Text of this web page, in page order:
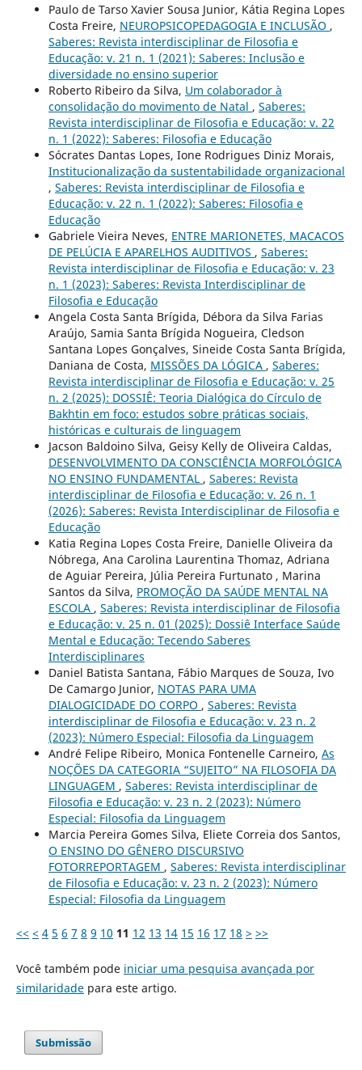
Paulo de Tarso Xavier Sousa Junior, Kátia Regina Lopes
Costa Freire, NEUROPSICOPEDAGOGIA E INCLUSÃO ,
Saberes: Revista interdisciplinar de Filosofia e
Educação: v. 21 n. 1 (2021): Saberes: Inclusão e
diversidade no ensino superior
Roberto Ribeiro da Silva, Um colaborador à
consolidação do movimento de Natal , Saberes:
Revista interdisciplinar de Filosofia e Educação: v. 22
n. 1 (2022): Saberes: Filosofia e Educação
Sócrates Dantas Lopes, Ione Rodrigues Diniz Morais,
Institucionalização da sustentabilidade organizacional
, Saberes: Revista interdisciplinar de Filosofia e
Educação: v. 22 n. 1 (2022): Saberes: Filosofia e
Educação
Gabriele Vieira Neves, ENTRE MARIONETES, MACACOS
DE PELÚCIA E APARELHOS AUDITIVOS , Saberes:
Revista interdisciplinar de Filosofia e Educação: v. 23
n. 1 (2023): Saberes: Revista Interdisciplinar de
Filosofia e Educação
Angela Costa Santa Brígida, Débora da Silva Farias
Araújo, Samia Santa Brígida Nogueira, Cledson
Santana Lopes Gonçalves, Sineide Costa Santa Brígida,
Daniana de Costa, MISSÕES DA LÓGICA , Saberes:
Revista interdisciplinar de Filosofia e Educação: v. 25
n. 2 (2025): DOSSIÊ: Teoria Dialógica do Círculo de
Bakhtin em foco: estudos sobre práticas sociais,
históricas e culturais de linguagem
Jacson Baldoino Silva, Geisy Kelly de Oliveira Caldas,
DESENVOLVIMENTO DA CONSCIÊNCIA MORFOLÓGICA
NO ENSINO FUNDAMENTAL , Saberes: Revista
interdisciplinar de Filosofia e Educação: v. 26 n. 1
(2026): Saberes: Revista Interdisciplinar de Filosofia e
Educação
Katia Regina Lopes Costa Freire, Danielle Oliveira da
Nóbrega, Ana Carolina Laurentina Thomaz, Adriana
de Aguiar Pereira, Júlia Pereira Furtunato , Marina
Santos da Silva, PROMOÇÃO DA SAÚDE MENTAL NA
ESCOLA , Saberes: Revista interdisciplinar de Filosofia
e Educação: v. 25 n. 01 (2025): Dossiê Interface Saúde
Mental e Educação: Tecendo Saberes
Interdisciplinares
Daniel Batista Santana, Fábio Marques de Souza, Ivo
De Camargo Junior, NOTAS PARA UMA
DIALOGICIDADE DO CORPO , Saberes: Revista
interdisciplinar de Filosofia e Educação: v. 23 n. 2
(2023): Número Especial: Filosofia da Linguagem
André Felipe Ribeiro, Monica Fontenelle Carneiro, As
NOÇÕES DA CATEGORIA “SUJEITO” NA FILOSOFIA DA
LINGUAGEM , Saberes: Revista interdisciplinar de
Filosofia e Educação: v. 23 n. 2 (2023): Número
Especial: Filosofia da Linguagem
Marcia Pereira Gomes Silva, Eliete Correia dos Santos,
O ENSINO DO GÊNERO DISCURSIVO
FOTORREPORTAGEM , Saberes: Revista interdisciplinar
de Filosofia e Educação: v. 23 n. 2 (2023): Número
Especial: Filosofia da Linguagem
<< < 4 5 6 7 8 9 10 11 12 13 14 15 16 17 18 > >>
Você também pode iniciar uma pesquisa avançada por
similaridadepara este artigo.
Submissão